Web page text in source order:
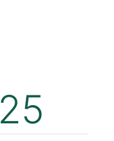
25